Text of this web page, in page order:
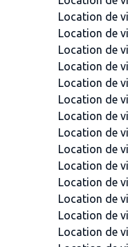
Location de
Location de
Location de
Location de
Location de
Location de
Location de
Location de
Location de
Location de
Location de
Location de
Location de
Location de